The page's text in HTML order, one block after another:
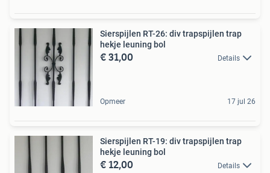
Sierspijlen RT-26: div trapspijlen trap
hekje leuning bol
€ 31,00 Details
Opmeer 17 jul 26
Sierspijlen RT-19: div trapspijlen trap
hekje leuning bol
€ 12,00 Details